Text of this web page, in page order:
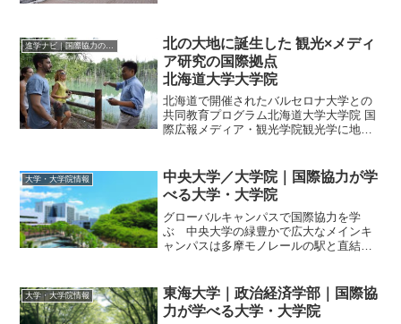
兼ね備えた人材の育成を目...
進学ナビ｜国際協力の進学情報
北の大地に誕生した 観光×メディ
ア研究の国際拠点
北海道大学大学院
北海道で開催されたバルセロナ大学との
共同教育プログラム北海道大学大学院 国
際広報メディア・観光学院観光学に地域
宣言を受けて2007年に設置された国立大
学初の観光学の大学...
大学・大学院情報
中央大学／大学院｜国際協力が学
べる大学・大学院
グローバルキャンパスで国際協力を学
ぶ 中央大学の緑豊かで広大なメインキ
ャンパスは多摩モノレールの駅と直結し
本人学生が共同生活をする300人収容の国
際教育寮が建ち、グロー...
大学・大学院情報
東海大学｜政治経済学部｜国際協
力が学べる大学・大学院